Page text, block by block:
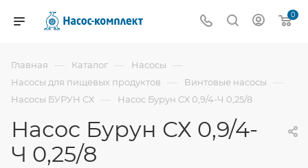
0
Главная — Каталог — Насосы —
Насосы для пищевых продуктов — Винтовые насосы —
Насосы БУРУН СХ — Насос Бурун СХ 0,9/4-Ч 0,25/8
Насос Бурун СХ 0,9/4-
Ч 0,25/8